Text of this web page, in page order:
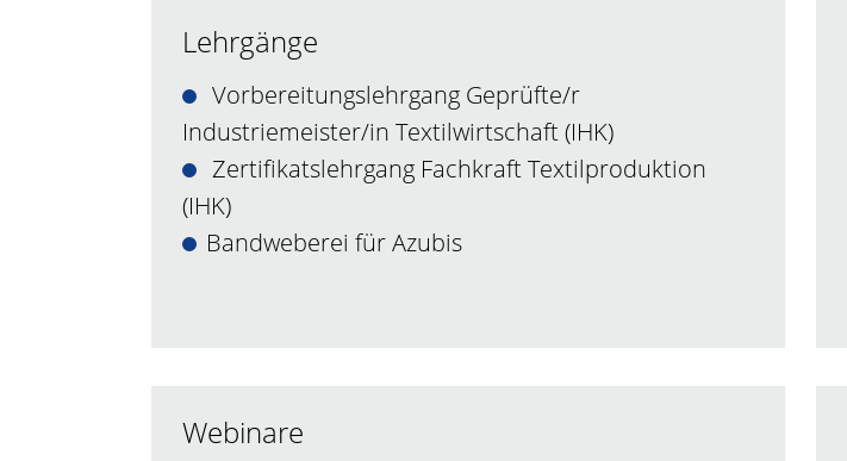
Lehrgänge
Vorbereitungslehrgang Geprüfte/r
Industriemeister/in Textilwirtschaft (IHK)
Zertifikatslehrgang Fachkraft Textilproduktion
(IHK)
Bandweberei für Azubis
Webinare